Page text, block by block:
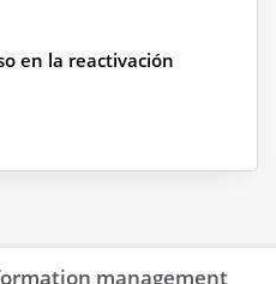
en la reactivación
management